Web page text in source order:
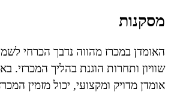
מסקנות
האומדן במכרז מהווה נדבך הכרחי
שוויון ותחרות הוגנת בהליך המכרזי.
אומדן מדויק ומקצועי, יכול מזמין